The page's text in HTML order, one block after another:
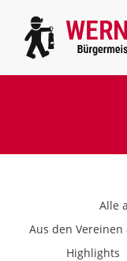
Alle
Aus den
Highlights